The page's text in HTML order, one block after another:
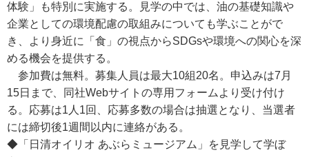
体験」も特別に実施する。見学の中では、油の基礎知識や
企業としての環境配慮の取組みについても学ぶことがで
き、より身近に「食」の視点からSDGsや環境への関心を深
める機会を提供する。
参加費は無料。募集人員は最大10組20名。申込みは7月
15日まで、同社Webサイトの専用フォームより受け付け
る。応募は1人1回、応募多数の場合は抽選となり、当選者
には締切後1週間以内に連絡がある。
◆「日清オイリオ あぶらミュージアム」を見学して学ぼ